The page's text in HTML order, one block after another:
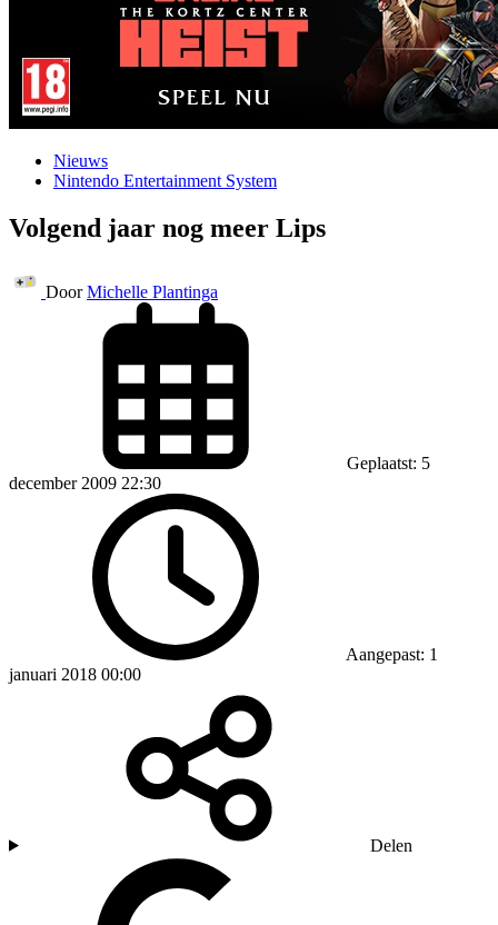
Nieuws
Nintendo Entertainment System
Volgend jaar nog meer Lips
Door Michelle Plantinga
Geplaatst: 5
december 2009 22:30
Aangepast: 1
januari 2018 00:00
Delen